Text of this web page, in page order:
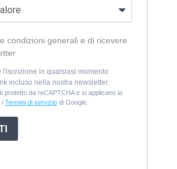
condizioni generali e di ricevere
l'iscrizione in qualsiasi momento
incluso nella nostra newsletter.
protetto da reCAPTCHA e si applicano la
i Termini di servizio di Google.